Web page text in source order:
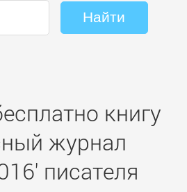
книгу
журнал
писателя